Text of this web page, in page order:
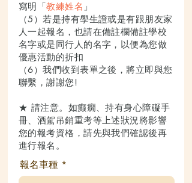
寫明「教練姓名 」
（5）若是持有學生證或是有跟朋友家
人一起報名，也請在備註欄備註學校
名字或是同行人的名字，以便為您做
優惠活動的折扣
（6）我們收到表單之後，將立即與您
聯繫，謝謝您!
★ 請注意。如癫癇、持有身心障礙手
冊、酒駕吊銷重考等上述狀況將影響
您的報考資格，請先與我們確認後再
進行報名。
報名車種